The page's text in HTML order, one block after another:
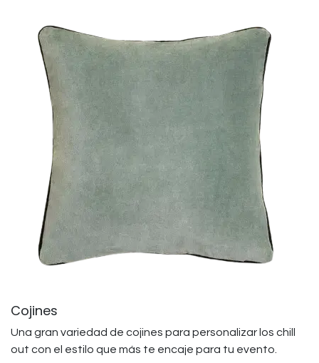
Cojines
Una gran variedad de cojines para personalizar los chill
out con el estilo que más te encaje para tu evento.